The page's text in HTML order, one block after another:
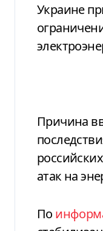
Украине
Причина
атак на
По